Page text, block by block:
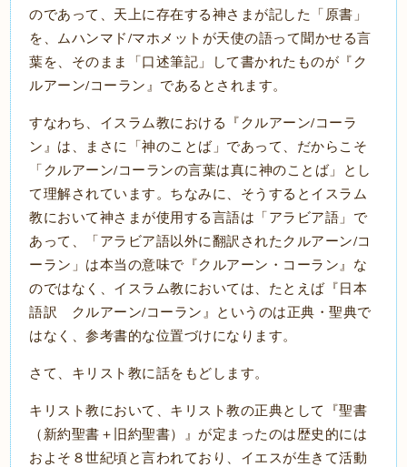
のであって、天上に存在する神さまが記した「原書」
を、ムハンマド/マホメットが天使の語って聞かせる言
葉を、そのまま「口述筆記」して書かれたものが『ク
ルアーン/コーラン』であるとされます。
すなわち、イスラム教における『クルアーン/コーラ
ン』は、まさに「神のことば」であって、だからこそ
「クルアーン/コーランの言葉は真に神のことば」とし
て理解されています。ちなみに、そうするとイスラム
教において神さまが使用する言語は「アラビア語」で
あって、「アラビア語以外に翻訳されたクルアーン/コ
ーラン」は本当の意味で『クルアーン・コーラン』な
のではなく、イスラム教においては、たとえば『日本
語訳 クルアーン/コーラン』というのは正典・聖典で
はなく、参考書的な位置づけになります。
さて、キリスト教に話をもどします。
キリスト教において、キリスト教の正典として『聖書
（新約聖書＋旧約聖書）』が定まったのは歴史的には
およそ８世紀頃と言われており、イエスが生きて活動